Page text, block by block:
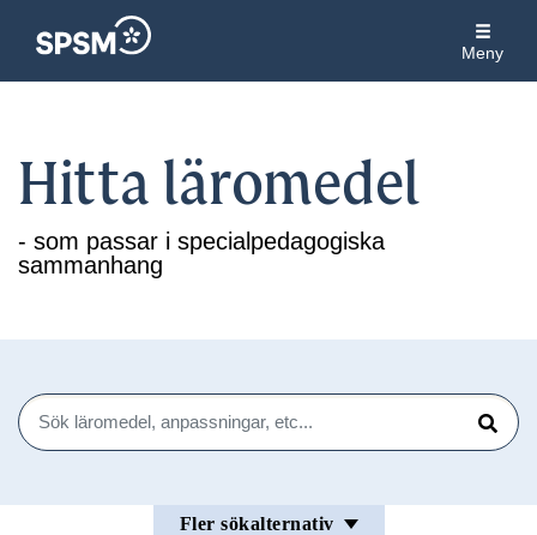
Meny
Hitta läromedel
- som passar i specialpedagogiska
sammanhang
Sök
Sök
Fler sökalternativ